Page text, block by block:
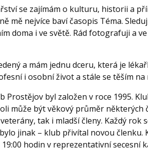
se zajímám o kulturu, historii a
mě nejvíce baví časopis Téma.
doma i ve světě. Rád fotografuji a
a mám jednu dceru, která je
i osobní život a stále se těším na
Prostějov byl založen v roce 1995.
může být věkový průměr některých
tak i mladší členy. Každý
jinak – klub přivítal novou členku.
hodin v reprezentativní secesní